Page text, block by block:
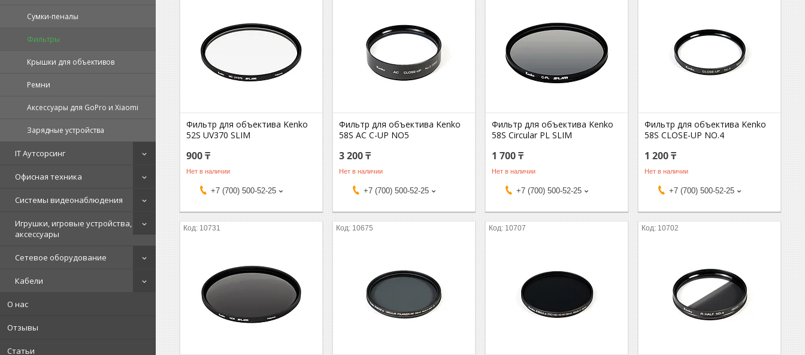
Сумки-пеналы
Фильтры
Крышки для объективов
Ремни
Аксессуары для GoPro и Xiaomi
Зарядные устройства
IT Аутсорсинг
Офисная техника
Системы видеонаблюдения
Игрушки, игровые устройства,
аксессуары
Сетевое оборудование
Кабели
О нас
Отзывы
Статьи
Фильтр для объектива Kenko
52S UV370 SLIM
900 ₸
Нет в наличии
+7 (700) 500-52-25
Фильтр для объектива Kenko
58S AC C-UP NO5
3 200 ₸
Нет в наличии
+7 (700) 500-52-25
Фильтр для объектива Kenko
58S Circular PL SLIM
1 700 ₸
Нет в наличии
+7 (700) 500-52-25
Фильтр для объектива Kenko
58S CLOSE-UP NO.4
1 200 ₸
Нет в наличии
+7 (700) 500-52-25
10731 10675 10707 10702